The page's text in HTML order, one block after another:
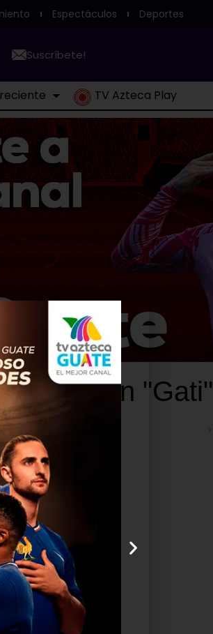
Espectáculos Deportes
Suscríbete!
TV Azteca Play
con "Gati"
para
a
y